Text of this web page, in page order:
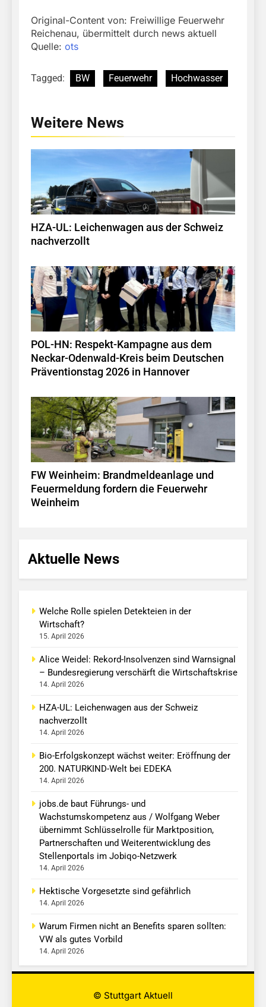
Original-Content von: Freiwillige Feuerwehr
Reichenau, übermittelt durch news aktuell
Quelle: ots
Tagged: BW Feuerwehr Hochwasser
Weitere News
HZA-UL: Leichenwagen aus der Schweiz
nachverzollt
POL-HN: Respekt-Kampagne aus dem
Neckar-Odenwald-Kreis beim Deutschen
Präventionstag 2026 in Hannover
FW Weinheim: Brandmeldeanlage und
Feuermeldung fordern die Feuerwehr
Weinheim
Aktuelle News
Welche Rolle spielen Detekteien in der
Wirtschaft?
15. April 2026
Alice Weidel: Rekord-Insolvenzen sind Warnsignal
– Bundesregierung verschärft die Wirtschaftskrise
14. April 2026
HZA-UL: Leichenwagen aus der Schweiz
nachverzollt
14. April 2026
Bio-Erfolgskonzept wächst weiter: Eröffnung der
200. NATURKIND-Welt bei EDEKA
14. April 2026
jobs.de baut Führungs- und
Wachstumskompetenz aus / Wolfgang Weber
übernimmt Schlüsselrolle für Marktposition,
Partnerschaften und Weiterentwicklung des
Stellenportals im Jobiqo-Netzwerk
14. April 2026
Hektische Vorgesetzte sind gefährlich
14. April 2026
Warum Firmen nicht an Benefits sparen sollten:
VW als gutes Vorbild
14. April 2026
© Stuttgart Aktuell